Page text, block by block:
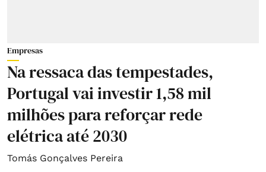
Empresas
Na ressaca das tempestades,
Portugal vai investir 1,58 mil
milhões para reforçar rede
elétrica até 2030
Tomás Gonçalves Pereira